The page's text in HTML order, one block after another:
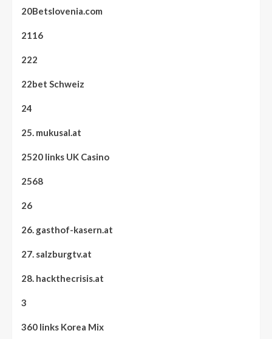
20Betslovenia.com
2116
222
22bet Schweiz
24
25. mukusal.at
2520 links UK Casino
2568
26
26. gasthof-kasern.at
27. salzburgtv.at
28. hackthecrisis.at
3
360 links Korea Mix